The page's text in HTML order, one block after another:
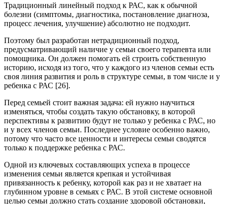
Традиционный линейный подход к РАС, как к обычной
болезни (симптомы, диагностика, постановление диагноза,
процесс лечения, улучшение) абсолютно не подходит.
Поэтому был разработан нетрадиционный подход,
предусматривающий наличие у семьи своего терапевта или
помощника. Он должен помогать ей строить собственную
историю, исходя из того, что у каждого из членов семьи есть
своя линия развития и роль в структуре семьи, в том числе и у
ребенка с РАС [26].
Перед семьей стоит важная задача: ей нужно научиться
изменяться, чтобы создать такую обстановку, в которой
перспективы к развитию будут не только у ребенка с РАС, но
и у всех членов семьи. Последнее условие особенно важно,
потому что часто все ценности и интересы семьи сводятся
только к поддержке ребенка с РАС.
Одной из ключевых составляющих успеха в процессе
изменения семьи является крепкая и устойчивая
привязанность к ребенку, которой как раз и не хватает на
глубинном уровне в семьях с РАС. В этой системе основной
целью семьи должно стать создание здоровой обстановки,